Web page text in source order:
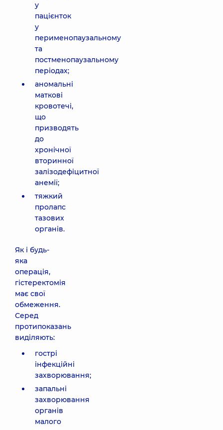
у
пацієнток
у
перименопаузальному
та
постменопаузальному
періодах;
аномальні
маткові
кровотечі,
що
призводять
до
хронічної
вторинної
залізодефіцитної
анемії;
тяжкий
пролапс
тазових
органів.
Як і будь-
яка
операція,
гістеректомія
має свої
обмеження.
Серед
протипоказань
виділяють:
гострі
інфекційні
захворювання;
запальні
захворювання
органів
малого